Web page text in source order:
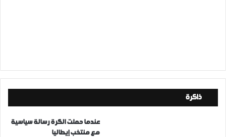
ذاكرة
عندما حملت الكرة رسالة سياسية
مع منتخب إيطاليا